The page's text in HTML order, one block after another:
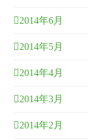
2014年6月
2014年5月
2014年4月
2014年3月
2014年2月